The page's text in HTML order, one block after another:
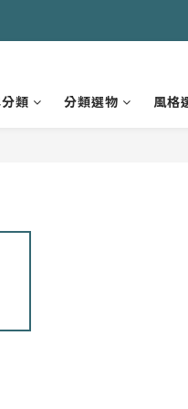
類 分類選物 風格